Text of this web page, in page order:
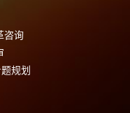
咨询
规划